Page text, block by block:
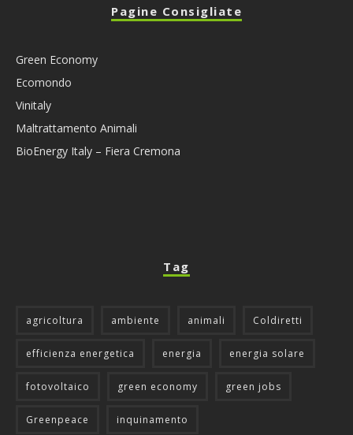
Pagine Consigliate
Green Economy
Ecomondo
Vinitaly
Maltrattamento Animali
BioEnergy Italy – Fiera Cremona
Tag
agricoltura ambiente animali Coldiretti
efficienza energetica energia energia solare
fotovoltaico green economy green jobs
Greenpeace inquinamento